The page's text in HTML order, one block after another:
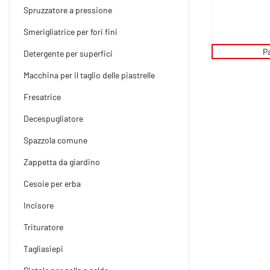
Spruzzatore a pressione
Smerigliatrice per fori fini
Detergente per superfici
Macchina per il taglio delle piastrelle
Fresatrice
Decespugliatore
Spazzola comune
Zappetta da giardino
Cesoie per erba
Incisore
Trituratore
Tagliasiepi